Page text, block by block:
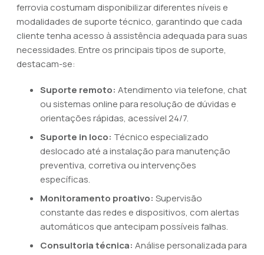
ferrovia costumam disponibilizar diferentes níveis e
modalidades de suporte técnico, garantindo que cada
cliente tenha acesso à assistência adequada para suas
necessidades. Entre os principais tipos de suporte,
destacam-se:
Suporte remoto: Atendimento via telefone, chat
ou sistemas online para resolução de dúvidas e
orientações rápidas, acessível 24/7.
Suporte in loco: Técnico especializado
deslocado até a instalação para manutenção
preventiva, corretiva ou intervenções
específicas.
Monitoramento proativo: Supervisão
constante das redes e dispositivos, com alertas
automáticos que antecipam possíveis falhas.
Consultoria técnica: Análise personalizada para